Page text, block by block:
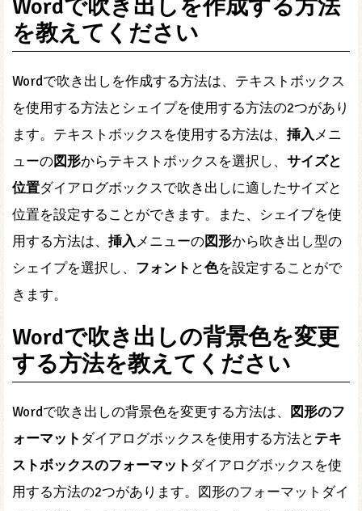
Wordで吹き出しを作成する方法
を教えてください
Wordで吹き出しを作成する方法は、テキストボックス
を使用する方法とシェイプを使用する方法の2つがあり
ます。テキストボックスを使用する方法は、 挿入メニ
ューの図形からテキストボックスを選択し、 サイズと
位置ダイアログボックスで吹き出しに適したサイズと
位置を設定することができます。また、シェイプを使
用する方法は、 挿入メニューの図形から吹き出し型の
シェイプを選択し、 フォント と色を設定することがで
きます。
Wordで吹き出しの背景色を変更
する方法を教えてください
Wordで吹き出しの背景色を変更する方法は、
図形のフ
ォーマット ダイアログボックスを使用する方法とテキ
ストボックスのフォーマット ダイアログボックスを使
用する方法の2つがあります。図形のフォーマットダイ